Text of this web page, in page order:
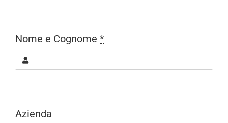
Nome e Cognome *
Azienda